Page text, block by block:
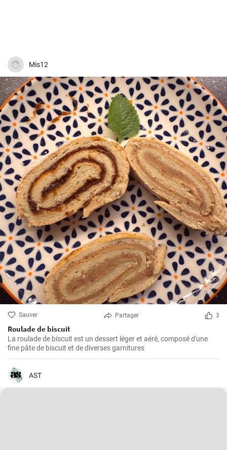
Mis12
Sauver Partager 3
Roulade de biscuit
La roulade de biscuit est un dessert léger et aéré, composé d'une
fine pâte de biscuit et de diverses garnitures
AST